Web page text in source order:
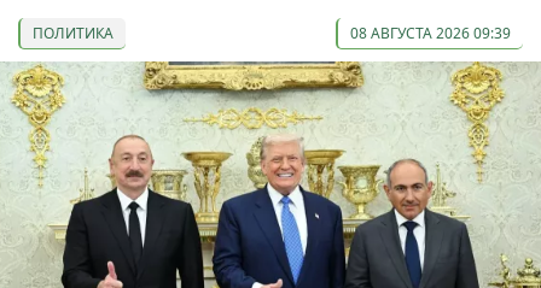
ПОЛИТИКА 08 АВГУСТА 2026 09:39